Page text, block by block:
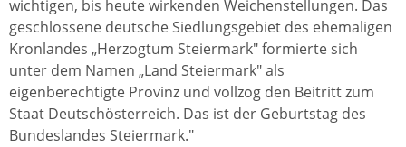
wichtigen, bis heute wirkenden Weichenstellungen. Das
geschlossene deutsche Siedlungsgebiet des ehemaligen
Kronlandes „Herzogtum Steiermark" formierte sich
unter dem Namen „Land Steiermark" als
eigenberechtigte Provinz und vollzog den Beitritt zum
Staat Deutschösterreich. Das ist der Geburtstag des
Bundeslandes Steiermark."